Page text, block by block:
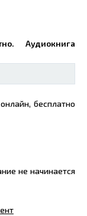
Аудиокнига
бесплатно
не начинается